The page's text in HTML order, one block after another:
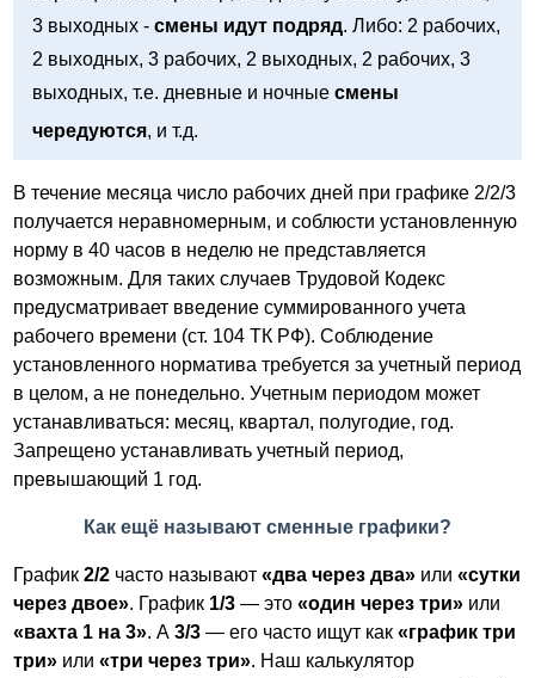
3 выходных -смены идут подряд. Либо: 2 рабочих,
2 выходных, 3 рабочих, 2 выходных, 2 рабочих, 3
выходных, т.е. дневные и ночныесмены
чередуются, и т.д.
В течение месяца число рабочих дней при графике 2/2/3
получается неравномерным, и соблюсти установленную
норму в 40 часов в неделю не представляется
возможным. Для таких случаев Трудовой Кодекс
предусматривает введение суммированного учета
рабочего времени (ст. 104 ТК РФ). Соблюдение
установленного норматива требуется за учетный период
в целом, а не понедельно. Учетным периодом может
устанавливаться: месяц, квартал, полугодие, год.
Запрещено устанавливать учетный период,
превышающий 1 год.
Как ещё называют сменные графики?
График2/2 часто называют«два через два» или«сутки
через двое». График 1/3 — это«один через три» или
«вахта 1 на 3». А3/3 — его часто ищут как«график три
три» или«три через три». Наш калькулятор